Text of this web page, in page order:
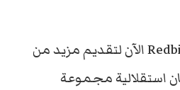
وتخطط شركة Redbird IMI الآن لتقديم مزيد من
استقلالية مجموعة